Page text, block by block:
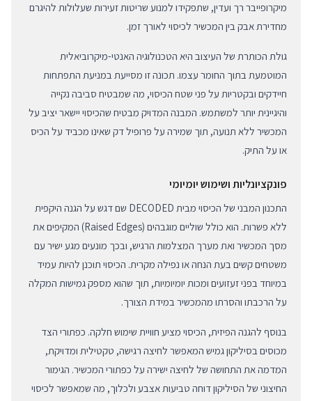
מיקרופייבר רך ועדין, שתפקידו למנוע שריטות זעירות שעלולות להיגרם
מחדירת אבק בין המכשיר לכיסוי לאורך זמן.
גולת הכותרת של העיצוב היא הטכנולוגיה האנטי-מיקרוביאלית
המוטמעת בתוך החומר עצמו. תכונה זו מסייעת במניעת התפתחות
חיידקים ובקטריות על פני שטח הכיסוי, מה שמבטיח סביבה נקייה
והיגיינית יותר למשתמש. המבנה המדויק מבטיח שהכיסוי יישאר יציב על
המכשיר ללא תנועה, תוך שמירה על פרופיל דק שאינו מכביד על הכיס
או על התיק.
פונקציונליות ושימוש יומיומי
התכנון המבני של הכיסוי מבית DECODED שם דגש על הגנה היקפית
ללא פשרות. הוא כולל שוליים מוגבהים (Raised Edges) המקיפים את
מסך המכשיר ואת מערך המצלמות הרגיש, ובכך מונעים מגע ישיר עם
משטחים קשים בעת הנחה או נפילה מקרית. הכיסוי תוכנן להיות עמיד
במיוחד בפני זעזועים ומכות יומיומיות, תוך שהוא מספק גמישות המקלה
על הרכבתו והסרתו מהמכשיר במידת הצורך.
בנוסף להגנה הפיזית, הכיסוי מציע חוויית שימוש חלקה. כפתורי הצד
מכוסים בסיליקון גמיש המאפשר לחיצה רגישה, טקטילית ומדויקת,
המדמה את התחושה של לחיצה ישירה על כפתורי המכשיר. הגימור
החיצוני של הסיליקון דוחה טביעות אצבע ולכלוך, מה שמאפשר לכיסוי